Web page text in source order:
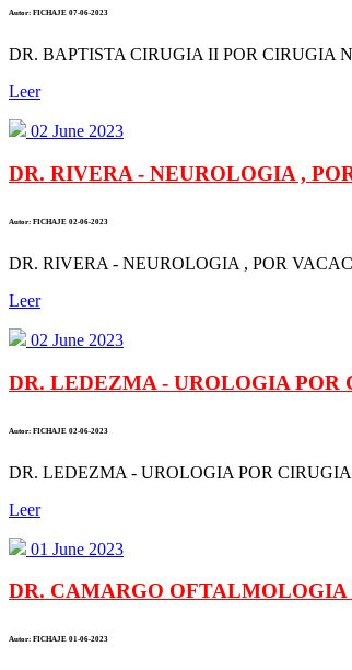
Autor: FICHAJE 07-06-2023
DR. BAPTISTA CIRUGIA II POR CIRUGIA
Leer
02 June 2023
DR. RIVERA - NEUROLOGIA ,
Autor: FICHAJE 02-06-2023
DR. RIVERA - NEUROLOGIA , POR
Leer
02 June 2023
DR. LEDEZMA - UROLOGIA POR
Autor: FICHAJE 02-06-2023
DR. LEDEZMA - UROLOGIA POR
Leer
01 June 2023
DR. CAMARGO OFTALMOLOGIA
Autor: FICHAJE 01-06-2023